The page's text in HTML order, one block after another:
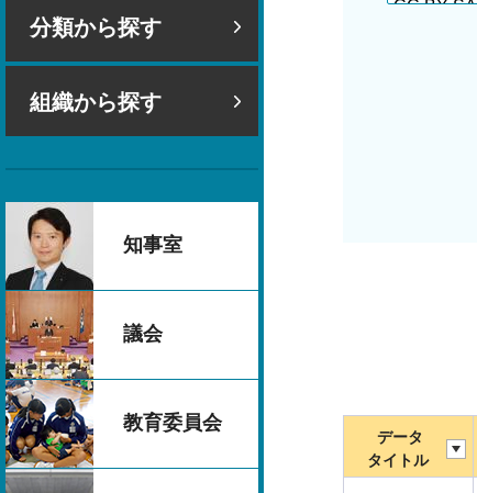
分類から探す
組織から探す
知事室
議会
教育委員会
データ
タイトル